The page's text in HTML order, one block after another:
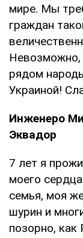
мире. Мы
граждан
рядом
Украиной!
Инженеро
Эквадор
7 лет я
моего
семья, моя
шурин и
позорно, как